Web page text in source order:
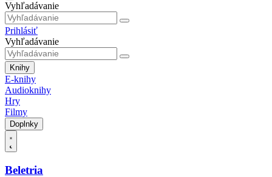
Vyhľadávanie
Prihlásiť
Vyhľadávanie
Knihy
E-knihy
Audioknihy
Hry
Filmy
Doplnky
Beletria